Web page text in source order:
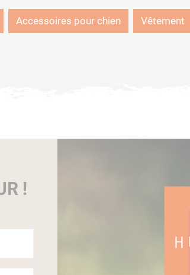
Accessoires pour chien Vêtement
!